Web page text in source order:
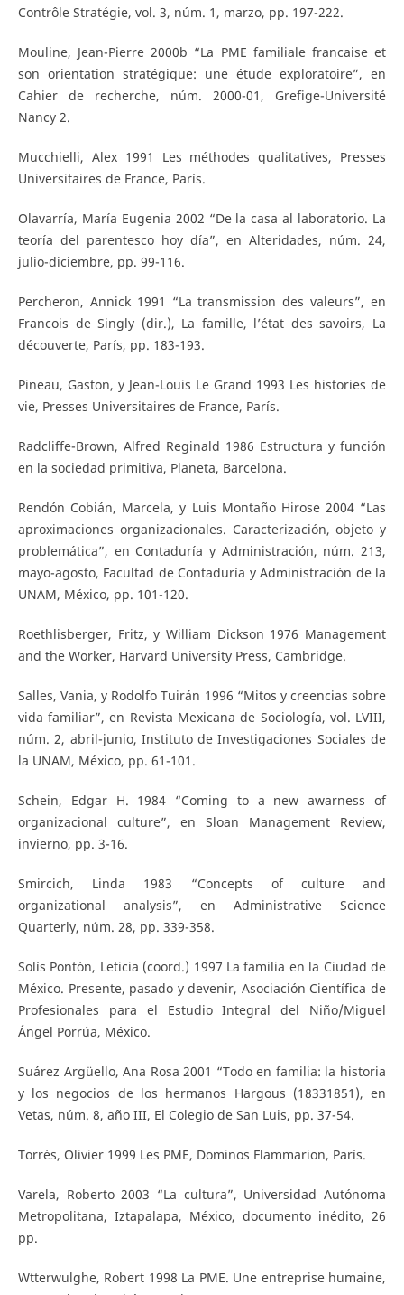
Contrôle Stratégie, vol. 3, núm. 1, marzo, pp. 197-222.
Mouline, Jean-Pierre 2000b “La PME familiale francaise et
son orientation stratégique: une étude exploratoire”, en
Cahier de recherche, núm. 2000-01, Grefige-Université
Nancy 2.
Mucchielli, Alex 1991 Les méthodes qualitatives, Presses
Universitaires de France, París.
Olavarría, María Eugenia 2002 “De la casa al laboratorio. La
teoría del parentesco hoy día”, en Alteridades, núm. 24,
julio-diciembre, pp. 99-116.
Percheron, Annick 1991 “La transmission des valeurs”, en
Francois de Singly (dir.), La famille, l’état des savoirs, La
découverte, París, pp. 183-193.
Pineau, Gaston, y Jean-Louis Le Grand 1993 Les histories de
vie, Presses Universitaires de France, París.
Radcliffe-Brown, Alfred Reginald 1986 Estructura y función
en la sociedad primitiva, Planeta, Barcelona.
Rendón Cobián, Marcela, y Luis Montaño Hirose 2004 “Las
aproximaciones organizacionales. Caracterización, objeto y
problemática”, en Contaduría y Administración, núm. 213,
mayo-agosto, Facultad de Contaduría y Administración de la
UNAM, México, pp. 101-120.
Roethlisberger, Fritz, y William Dickson 1976 Management
and the Worker, Harvard University Press, Cambridge.
Salles, Vania, y Rodolfo Tuirán 1996 “Mitos y creencias sobre
vida familiar”, en Revista Mexicana de Sociología, vol. LVIII,
núm. 2, abril-junio, Instituto de Investigaciones Sociales de
la UNAM, México, pp. 61-101.
Schein, Edgar H. 1984 “Coming to a new awarness of
organizacional culture”, en Sloan Management Review,
invierno, pp. 3-16.
Smircich, Linda 1983 “Concepts of culture and
organizational analysis”, en Administrative Science
Quarterly, núm. 28, pp. 339-358.
Solís Pontón, Leticia (coord.) 1997 La familia en la Ciudad de
México. Presente, pasado y devenir, Asociación Científica de
Profesionales para el Estudio Integral del Niño/Miguel
Ángel Porrúa, México.
Suárez Argüello, Ana Rosa 2001 “Todo en familia: la historia
y los negocios de los hermanos Hargous (18331851), en
Vetas, núm. 8, año III, El Colegio de San Luis, pp. 37-54.
Torrès, Olivier 1999 Les PME, Dominos Flammarion, París.
Varela, Roberto 2003 “La cultura”, Universidad Autónoma
Metropolitana, Iztapalapa, México, documento inédito, 26
pp.
Wtterwulghe, Robert 1998 La PME. Une entreprise humaine,